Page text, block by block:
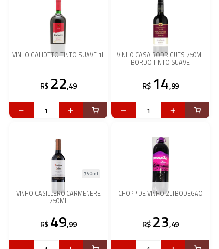
VINHO GALIOTTO TINTO SUAVE 1L
R$ 22,49
VINHO CASA RODRIGUES 750ML
BORDO TINTO SUAVE
R$ 14,99
VINHO CASILLERO CARMENERE
750ML
750ml
R$ 49,99
CHOPP DE VINHO 2LTBODEGAO
R$ 23,49